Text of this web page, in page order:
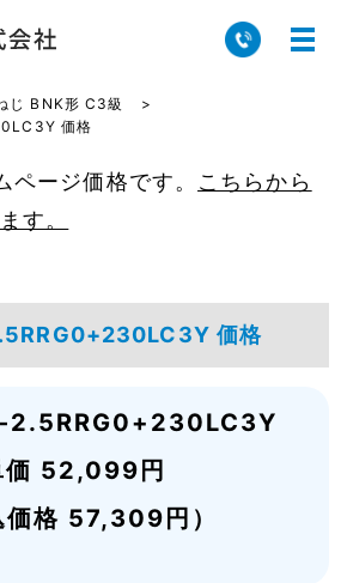
じ BNK形 C3級
価格
ージ価格です。 こちらから
す。
価格
価 52,099円
価格 57,309円）